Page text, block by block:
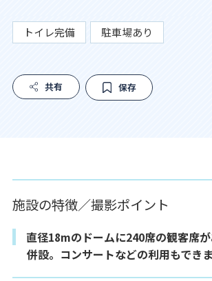
トイレ完備 駐車場あり
共有 保存
施設の特徴／撮影ポイント
直径18mのドームに240席の観客席
併設。コンサートなどの利用もできま